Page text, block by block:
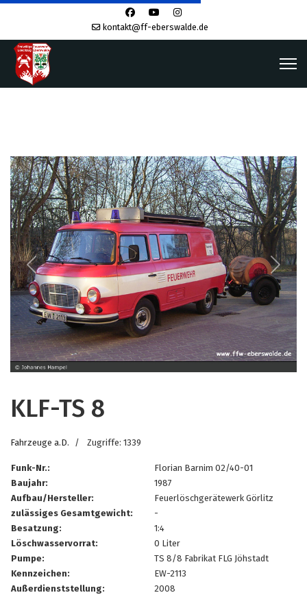
kontakt@ff-eberswalde.de
Previous Next
KLF-TS 8
Fahrzeuge a.D. Zugriffe: 1339
Funk-Nr.:
Florian Barnim 02/40-01
Baujahr:
1987
Aufbau/Hersteller:
Feuerlöschgerätewerk Görlitz
zulässiges Gesamtgewicht:
-
Besatzung:
1:4
Löschwasservorrat:
0 Liter
Pumpe:
TS 8/8 Fabrikat FLG Jöhstadt
Kennzeichen:
EW-2113
Außerdienststellung:
2008